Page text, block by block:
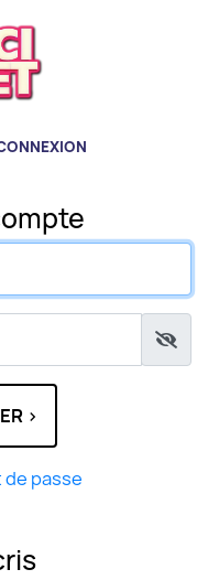
>
de passe